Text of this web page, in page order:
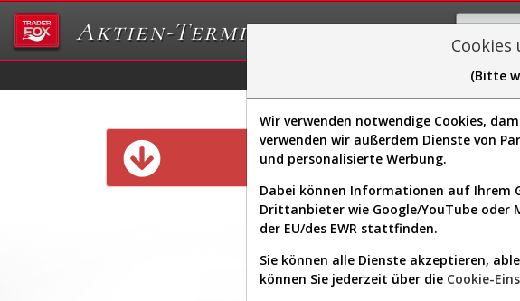
Aktien-Terminal
Sector-
Diese Funktion ist
(Bitte
Wir verwenden notwendige Cookies,
verwenden wir außerdem Dienste von
und personalisierte Werbung.
Dabei können Informationen auf Ihrem
Drittanbieter wie Google/YouTube
der EU/des EWR stattfinden.
Sie können alle Dienste akzeptieren,
können Sie jederzeit über die Cookie-